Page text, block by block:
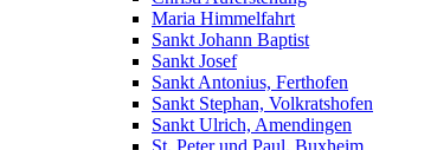
Maria Himmelfahrt
Sankt Johann Baptist
Sankt Josef
Sankt Antonius, Ferthofen
Sankt Stephan, Volkratshofen
Sankt Ulrich, Amendingen
St. Peter und Paul, Buxheim